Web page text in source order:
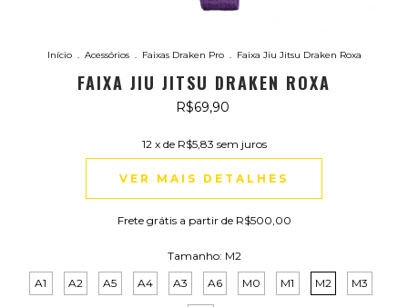
Início . Acessórios . Faixas Draken Pro . Faixa Jiu Jitsu Draken Roxa
FAIXA JIU JITSU DRAKEN ROXA
R$69,90
12 x de R$5,83 sem juros
VER MAIS DETALHES
Frete grátis a partir de R$500,00
Tamanho: M2
A1
A2 A5 A4 A3 A6 M0 M1 M2 M3